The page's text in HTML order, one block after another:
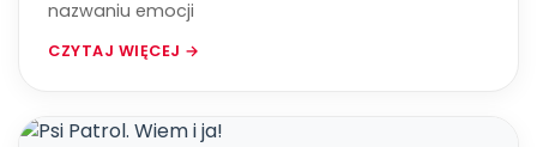
nazwaniu emocji
CZYTAJ WIĘCEJ →